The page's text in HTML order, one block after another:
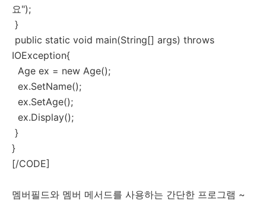
요");
}
public static void main(String[] args) throws
IOException{
Age ex = new Age();
ex.SetName();
ex.SetAge();
ex.Display();
}
}
[/CODE]
멤버필드와 멤버 메서드를 사용하는 간단한 프로그램 ~